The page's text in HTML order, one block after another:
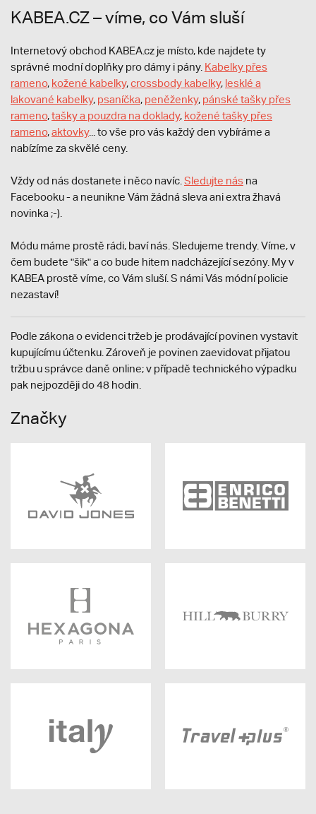
KABEA.CZ – víme, co Vám sluší
Internetový obchod KABEA.cz je místo, kde najdete ty
správné modní doplňky pro dámy i pány. Kabelky přes
rameno, kožené kabelky,crossbody kabelky, lesklé a
lakované kabelky, psaníčka, peněženky, pánské tašky přes
rameno,tašky a pouzdra na doklady, kožené tašky přes
rameno,aktovky... to vše pro vás každý den vybíráme a
nabízíme za skvělé ceny.
Vždy od nás dostanete i něco navíc. Sledujte nás na
Facebooku - a neunikne Vám žádná sleva ani extra žhavá
novinka ;-).
Módu máme prostě rádi, baví nás. Sledujeme trendy. Víme, v
čem budete "šik" a co bude hitem nadcházející sezóny. My v
KABEA prostě víme, co Vám sluší. S námi Vás módní policie
nezastaví!
Podle zákona o evidenci tržeb je prodávající povinen vystavit
kupujícímu účtenku. Zároveň je povinen zaevidovat přijatou
tržbu u správce daně online; v případě technického výpadku
pak nejpozději do 48 hodin.
Značky